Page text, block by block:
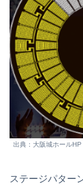
出典：大阪城ホール
ステージパター